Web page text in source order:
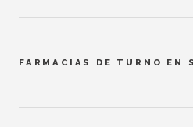
FARMACIAS DE TURNO EN